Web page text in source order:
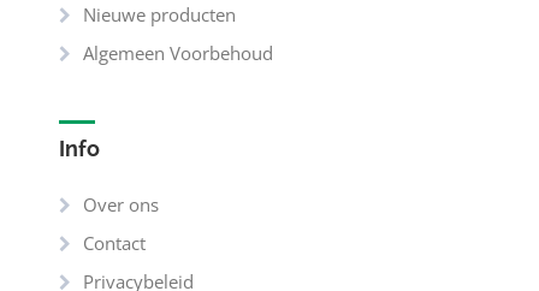
Nieuwe producten
Algemeen Voorbehoud
Info
Over ons
Contact
Privacybeleid